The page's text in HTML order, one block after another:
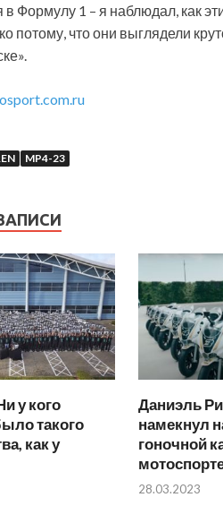
в Формулу 1 – я наблюдал, как
потому, что они выглядели
MP4-23
у кого
такого
как у
Даниэль
намекнул
гоночной
28.03.2023